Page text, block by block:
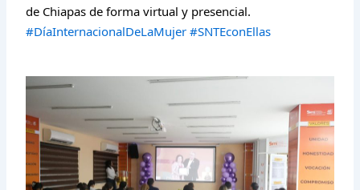
de Chiapas de forma virtual y presencial.
#DíaInternacionalDeLaMujer #SNTEconEllas